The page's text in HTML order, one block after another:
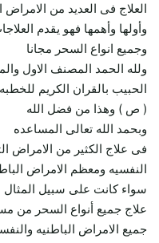
العلاج فى العديد من
وأولها وأهمها فهو يقدم
وجميع انواع السحر مجانا
ولله الحمد المصنف الاول
الحبيب بالقران الكريم
( ص ) وهذا من فضل الله
وبحمد الله تعالى المساعده
فى علاج الكثير من الامراض
النفسيه ومعظم الامراض
سواء كانت على سبيل المثال
علاج جميع أنواع السحر من
جميع الامراض الباطنيه